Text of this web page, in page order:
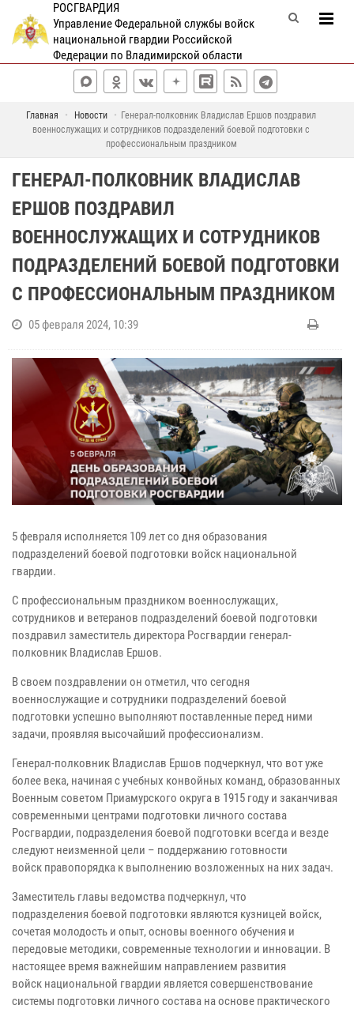
РОСГВАРДИЯ
Управление Федеральной службы войск
национальной гвардии Российской
Федерации по Владимирской области
Главная Новости
Генерал-полковник Владислав Ершов поздравил
военнослужащих и сотрудников подразделений боевой подготовки с
профессиональным праздником
ГЕНЕРАЛ-ПОЛКОВНИК ВЛАДИСЛАВ
ЕРШОВ ПОЗДРАВИЛ
ВОЕННОСЛУЖАЩИХ И СОТРУДНИКОВ
ПОДРАЗДЕЛЕНИЙ БОЕВОЙ ПОДГОТОВКИ
С ПРОФЕССИОНАЛЬНЫМ ПРАЗДНИКОМ
05 февраля 2024, 10:39
5 февраля исполняется 109 лет со дня образования
подразделений боевой подготовки войск национальной
гвардии.
С профессиональным праздником военнослужащих,
сотрудников и ветеранов подразделений боевой подготовки
поздравил заместитель директора Росгвардии генерал-
полковник Владислав Ершов.
В своем поздравлении он отметил, что сегодня
военнослужащие и сотрудники подразделений боевой
подготовки успешно выполняют поставленные перед ними
задачи, проявляя высочайший профессионализм.
Генерал-полковник Владислав Ершов подчеркнул, что вот уже
более века, начиная с учебных конвойных команд, образованных
Военным советом Приамурского округа в 1915 году и заканчивая
современными центрами подготовки личного состава
Росгвардии, подразделения боевой подготовки всегда и везде
следуют неизменной цели – поддержанию готовности
войск правопорядка к выполнению возложенных на них задач.
Заместитель главы ведомства подчеркнул, что
подразделения боевой подготовки являются кузницей войск,
сочетая молодость и опыт, основы военного обучения и
передовые методики, современные технологии и инновации. В
настоящее время важнейшим направлением развития
войск национальной гвардии является совершенствование
системы подготовки личного состава на основе практического